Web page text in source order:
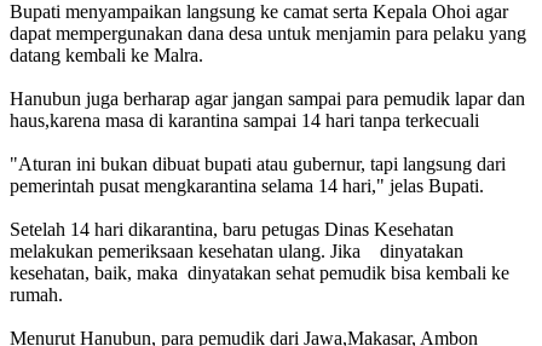
Bupati menyampaikan langsung ke camat serta Kepala Ohoi agar
dapat mempergunakan dana desa untuk menjamin para pelaku yang
datang kembali ke Malra.
Hanubun juga berharap agar jangan sampai para pemudik lapar dan
haus,karena masa di karantina sampai 14 hari tanpa terkecuali
"Aturan ini bukan dibuat bupati atau gubernur, tapi langsung dari
pemerintah pusat mengkarantina selama 14 hari," jelas Bupati.
Setelah 14 hari dikarantina, baru petugas Dinas Kesehatan
melakukan pemeriksaan kesehatan ulang. Jika dinyatakan
kesehatan, baik, maka dinyatakan sehat pemudik bisa kembali ke
rumah.
Menurut Hanubun, para pemudik dari Jawa,Makasar, Ambon